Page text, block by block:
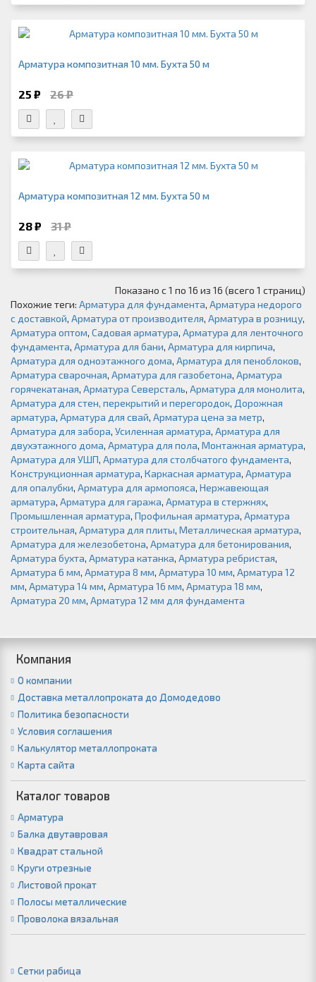
Арматура композитная 10 мм. Бухта 50 м
25 ₽ 26 ₽
Арматура композитная 12 мм. Бухта 50 м
28 ₽ 31 ₽
Показано с 1 по 16 из 16 (всего 1 страниц)
Похожие теги: Арматура для фундамента, Арматура недорого
с доставкой, Арматура от производителя, Арматура в розницу,
Арматура оптом, Садовая арматура, Арматура для ленточного
фундамента, Арматура для бани, Арматура для кирпича,
Арматура для одноэтажного дома, Арматура для пеноблоков,
Арматура сварочная, Арматура для газобетона, Арматура
горячекатаная, Арматура Северсталь, Арматура для монолита,
Арматура для стен, перекрытий и перегородок, Дорожная
арматура, Арматура для свай, Арматура цена за метр,
Арматура для забора, Усиленная арматура, Арматура для
двухэтажного дома, Арматура для пола, Монтажная арматура,
Арматура для УШП, Арматура для столбчатого фундамента,
Конструкционная арматура, Каркасная арматура, Арматура
для опалубки, Арматура для армопояса, Нержавеющая
арматура, Арматура для гаража, Арматура в стержнях,
Промышленная арматура, Профильная арматура, Арматура
строительная, Арматура для плиты, Металлическая арматура,
Арматура для железобетона, Арматура для бетонирования,
Арматура бухта, Арматура катанка, Арматура ребристая,
Арматура 6 мм, Арматура 8 мм, Арматура 10 мм, Арматура 12
мм, Арматура 14 мм, Арматура 16 мм, Арматура 18 мм,
Арматура 20 мм, Арматура 12 мм для фундамента
Компания
О компании
Доставка металлопроката до Домодедово
Политика безопасности
Условия соглашения
Калькулятор металлопроката
Карта сайта
Каталог товаров
Арматура
Балка двутавровая
Квадрат стальной
Круги отрезные
Листовой прокат
Полосы металлические
Проволока вязальная
Сетки рабица